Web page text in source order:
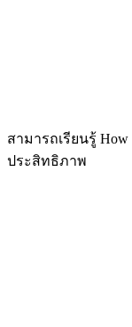
สามารถเรียนรู้
ประสิทธิภาพ